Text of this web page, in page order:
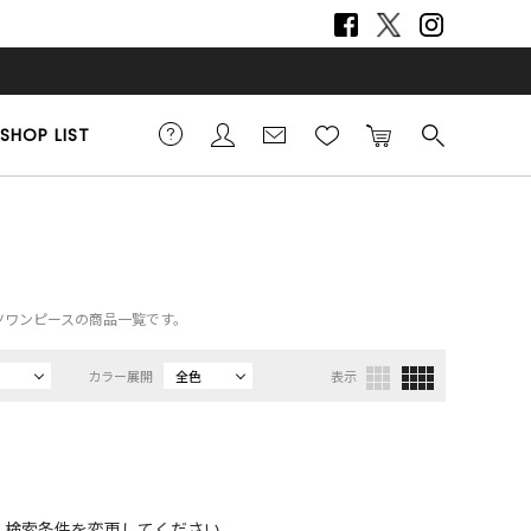
SHOP LIST
ンピースの商品一覧です。
カラー展開 全色 表示